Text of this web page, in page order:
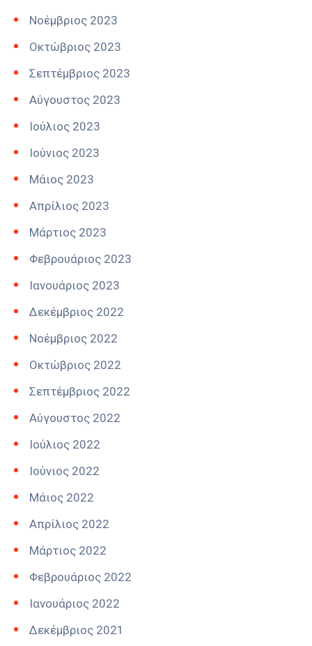
Νοέμβριος 2023
Οκτώβριος 2023
Σεπτέμβριος 2023
Αύγουστος 2023
Ιούλιος 2023
Ιούνιος 2023
Μάιος 2023
Απρίλιος 2023
Μάρτιος 2023
Φεβρουάριος 2023
Ιανουάριος 2023
Δεκέμβριος 2022
Νοέμβριος 2022
Οκτώβριος 2022
Σεπτέμβριος 2022
Αύγουστος 2022
Ιούλιος 2022
Ιούνιος 2022
Μάιος 2022
Απρίλιος 2022
Μάρτιος 2022
Φεβρουάριος 2022
Ιανουάριος 2022
Δεκέμβριος 2021